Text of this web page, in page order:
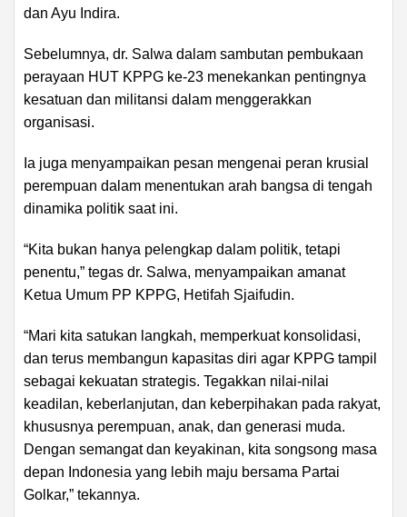
dan Ayu Indira.
Sebelumnya, dr. Salwa dalam sambutan pembukaan
perayaan HUT KPPG ke-23 menekankan pentingnya
kesatuan dan militansi dalam menggerakkan
organisasi.
Ia juga menyampaikan pesan mengenai peran krusial
perempuan dalam menentukan arah bangsa di tengah
dinamika politik saat ini.
“Kita bukan hanya pelengkap dalam politik, tetapi
penentu,” tegas dr. Salwa, menyampaikan amanat
Ketua Umum PP KPPG, Hetifah Sjaifudin.
“Mari kita satukan langkah, memperkuat konsolidasi,
dan terus membangun kapasitas diri agar KPPG tampil
sebagai kekuatan strategis. Tegakkan nilai-nilai
keadilan, keberlanjutan, dan keberpihakan pada rakyat,
khususnya perempuan, anak, dan generasi muda.
Dengan semangat dan keyakinan, kita songsong masa
depan Indonesia yang lebih maju bersama Partai
Golkar,” tekannya.